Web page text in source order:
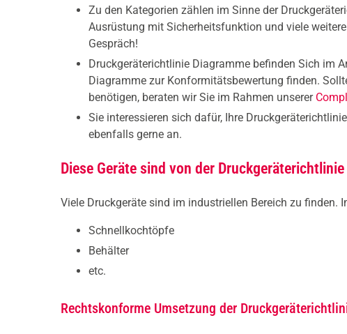
Zu den Kategorien zählen im Sinne der
Ausrüstung mit Sicherheitsfunktion und viele
Gespräch!
Druckgeräterichtlinie Diagramme befinden Sich im
Diagramme zur Konformitätsbewertung finden.
benötigen, beraten wir Sie im Rahmen unserer
Sie interessieren sich dafür, Ihre
ebenfalls gerne an.
Diese Geräte sind von der
Viele Druckgeräte sind im industriellen Bereich zu finden.
Schnellkochtöpfe
Behälter
etc.
Rechtskonforme Umsetzung der